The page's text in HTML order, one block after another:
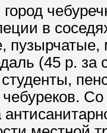
в
(45 р. за